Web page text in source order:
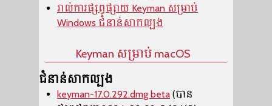
រាល់ការផ្សព្វផ្សាយ Keyman សម្រាប់
Windows ជំនាន់សាកល្បង
Keyman សម្រាប់ macOS
ជំនាន់សាកល្បង
keyman-17.0.292.dmg beta (បាន